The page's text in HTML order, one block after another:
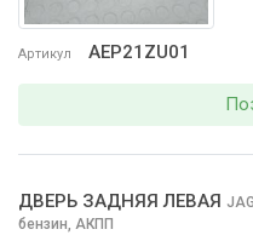
Артикул AEP21ZU01
ДВЕРЬ ЗАДНЯЯ ЛЕВАЯ
бензин, АКПП